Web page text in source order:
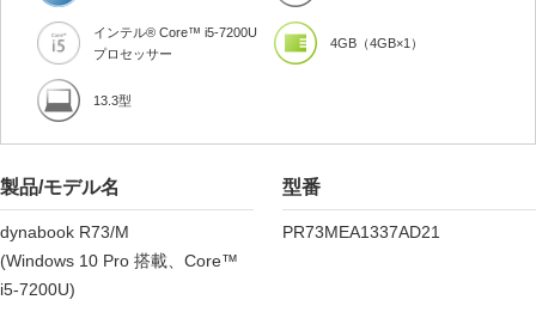
インテル® Core™ i5-7200U
プロセッサー
13.3型
4GB（4GB×1）
製品/モデル名
dynabook R73/M
(Windows 10 Pro 搭載、Core™
i5-7200U)
型番
PR73MEA1337AD21